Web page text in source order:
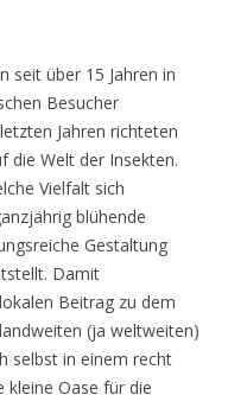
seit über 15 Jahren in
Besucher
Jahren richteten
die Welt der Insekten.
Vielfalt sich
blühende
Gestaltung
Damit
Beitrag zu dem
(ja weltweiten)
selbst in einem recht
kleine Oase für die